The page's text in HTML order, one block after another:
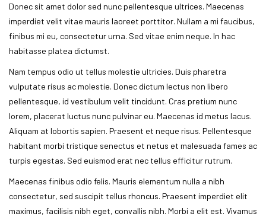
Donec sit amet dolor sed nunc pellentesque ultrices. Maecenas
imperdiet velit vitae mauris laoreet porttitor. Nullam a mi faucibus,
finibus mi eu, consectetur urna. Sed vitae enim neque. In hac
habitasse platea dictumst.
Nam tempus odio ut tellus molestie ultricies. Duis pharetra
vulputate risus ac molestie. Donec dictum lectus non libero
pellentesque, id vestibulum velit tincidunt. Cras pretium nunc
lorem, placerat luctus nunc pulvinar eu. Maecenas id metus lacus.
Aliquam at lobortis sapien. Praesent et neque risus. Pellentesque
habitant morbi tristique senectus et netus et malesuada fames ac
turpis egestas. Sed euismod erat nec tellus efficitur rutrum.
Maecenas finibus odio felis. Mauris elementum nulla a nibh
consectetur, sed suscipit tellus rhoncus. Praesent imperdiet elit
maximus, facilisis nibh eget, convallis nibh. Morbi a elit est. Vivamus